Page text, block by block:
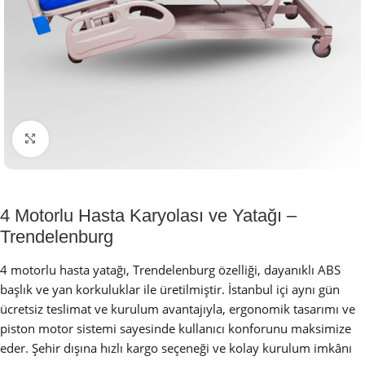
Büyütmek için tıklayın
4 Motorlu Hasta Karyolası ve Yatağı –
Trendelenburg
4 motorlu hasta yatağı, Trendelenburg özelliği, dayanıklı ABS
başlık ve yan korkuluklar ile üretilmiştir. İstanbul içi aynı gün
ücretsiz teslimat ve kurulum avantajıyla, ergonomik tasarımı ve
piston motor sistemi sayesinde kullanıcı konforunu maksimize
eder. Şehir dışına hızlı kargo seçeneği ve kolay kurulum imkânı